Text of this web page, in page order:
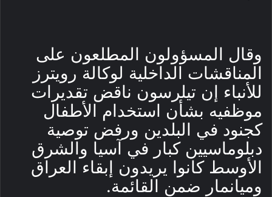
وقال المسؤولون المطلعون على
المناقشات الداخلية لوكالة رويترز
للأنباء إن تيلرسون ناقض تقديرات
موظفيه بشأن استخدام الأطفال
كجنود في البلدين ورفض توصية
دبلوماسيين كبار في آسيا والشرق
الأوسط كانوا يريدون إبقاء العراق
وميانمار ضمن القائمة.